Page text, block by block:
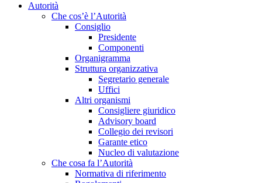
Autorità
Che cos’è l’Autorità
Consiglio
Presidente
Componenti
Organigramma
Struttura organizzativa
Segretario generale
Uffici
Altri organismi
Consigliere giuridico
Advisory board
Collegio dei revisori
Garante etico
Nucleo di valutazione
Che cosa fa l’Autorità
Normativa di riferimento